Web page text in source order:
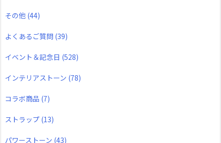
その他 (44)
よくあるご質問 (39)
イベント＆記念日 (528)
インテリアストーン (78)
コラボ商品 (7)
ストラップ (13)
パワーストーン (43)